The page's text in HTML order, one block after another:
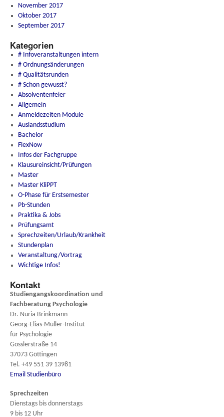
November 2017
Oktober 2017
September 2017
Kategorien
# Infoveranstaltungen intern
# Ordnungsänderungen
# Qualitätsrunden
# Schon gewusst?
Absolventenfeier
Allgemein
Anmeldezeiten Module
Auslandsstudium
Bachelor
FlexNow
Infos der Fachgruppe
Klausureinsicht/Prüfungen
Master
Master KliPPT
O-Phase für Erstsemester
Pb-Stunden
Praktika & Jobs
Prüfungsamt
Sprechzeiten/Urlaub/Krankheit
Stundenplan
Veranstaltung/Vortrag
Wichtige Infos!
Kontakt
Studiengangskoordination und
Fachberatung Psychologie
Dr. Nuria Brinkmann
Georg-Elias-Müller-Institut
für Psychologie
Gosslerstraße 14
37073 Göttingen
Tel. +49 551 39 13981
Email Studienbüro
Sprechzeiten
Dienstags bis donnerstags
9 bis 12 Uhr